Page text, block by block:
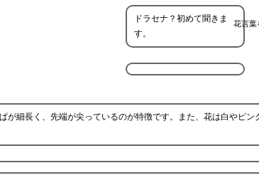
花言葉
ドラセナ？初めて聞きま
す。
が細長く、先端が尖っているのが特徴です。また、花は白やピン